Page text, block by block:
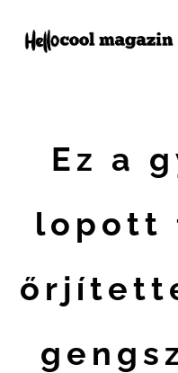
Ez a
lopott